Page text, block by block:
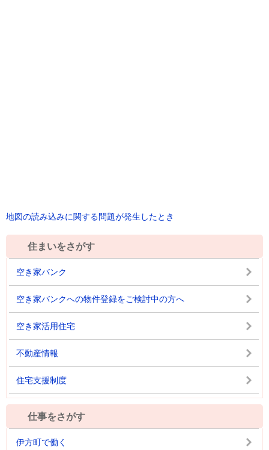
地図の読み込みに関する問題が発生したとき
住まいをさがす
空き家バンク
空き家バンクへの物件登録をご検討中の方へ
空き家活用住宅
不動産情報
住宅支援制度
仕事をさがす
伊方町で働く